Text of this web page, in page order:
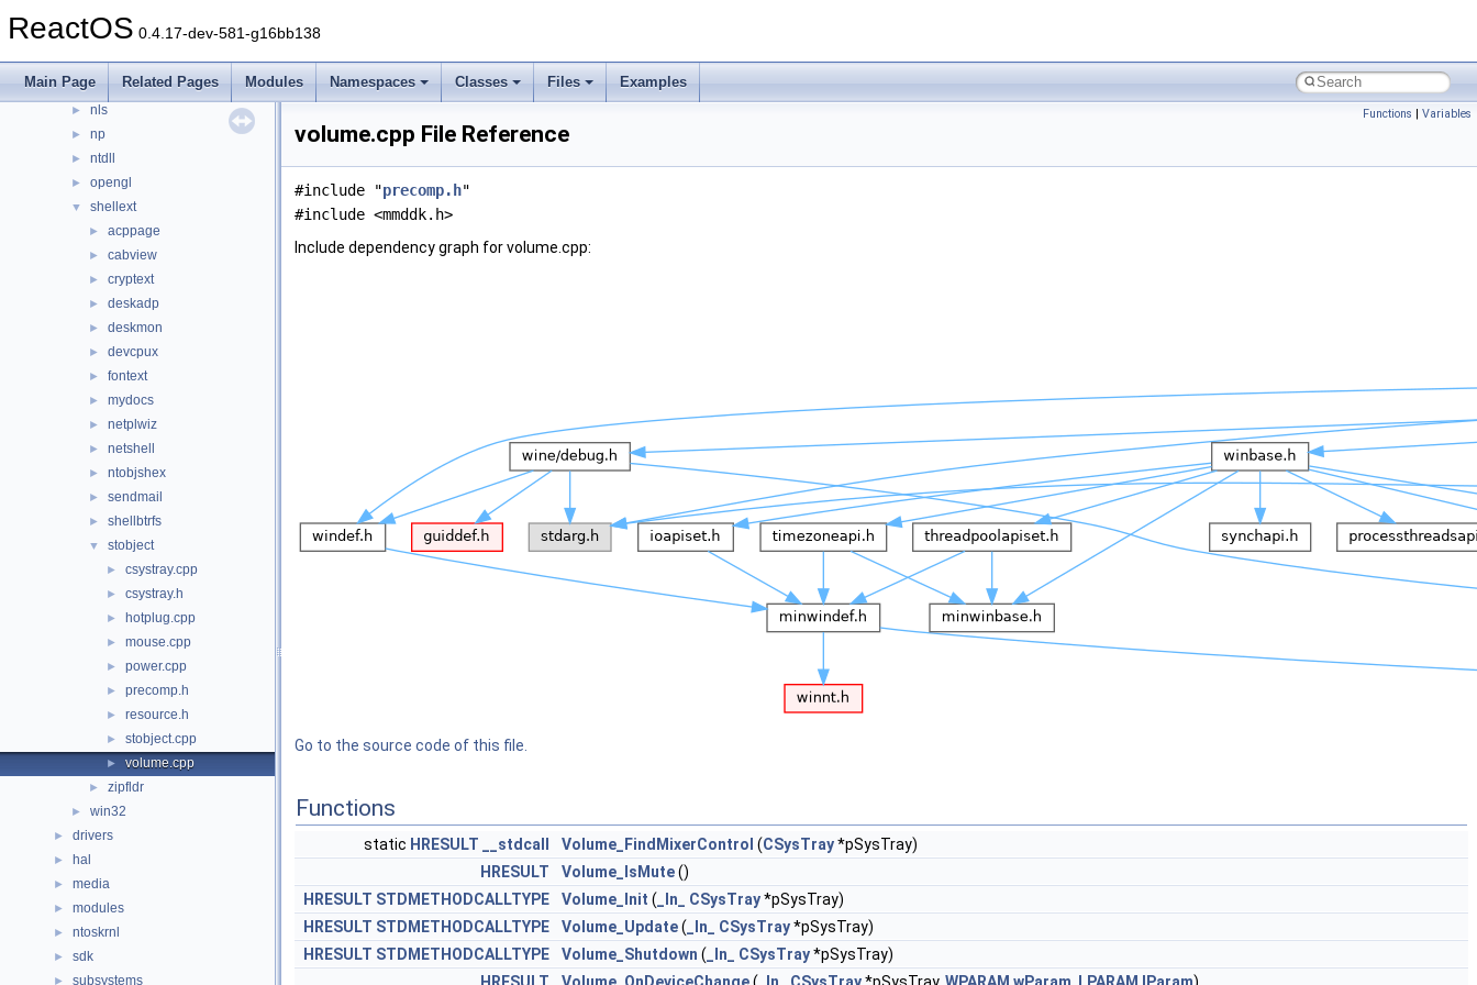
ReactOS 0.4.17-dev-581-g16bb138
Main Page Related Pages Modules Namespaces Classes Files Examples
► cpl
► directx
► keyboard
► nls
► np
► ntdll
► opengl
▼ shellext
► acppage
► cabview
► cryptext
► deskadp
► deskmon
► devcpux
► fontext
► mydocs
► netplwiz
► netshell
► ntobjshex
► sendmail
► shellbtrfs
▼ stobject
► csystray.cpp
► csystray.h
► hotplug.cpp
► mouse.cpp
► power.cpp
► precomp.h
► resource.h
► stobject.cpp
► volume.cpp
► zipfldr
► win32
► drivers
► hal
► media
► modules
► ntoskrnl
► sdk
► subsystems
Functions | Variables
volume.cpp File Reference
#include "precomp.h"
#include <mmddk.h>
Include dependency graph for volume.cpp:
Go to the source code of this file.
Functions
static HRESULT __stdcall Volume_FindMixerControl (CSysTray*pSysTray)
HRESULT
Volume_IsMute()
HRESULT STDMETHODCALLTYPE Volume_Init ( _In_ CSysTray*pSysTray)
HRESULT STDMETHODCALLTYPE Volume_Update( _In_ CSysTray*pSysTray)
HRESULT STDMETHODCALLTYPE Volume_Shutdown ( _In_ CSysTray*pSysTray)